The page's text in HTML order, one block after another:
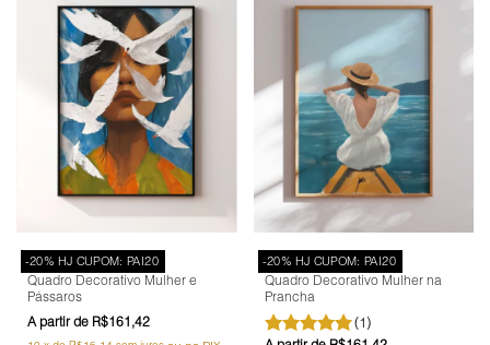
-20% HJ CUPOM: PAI20
Quadro Decorativo Mulher e
Pássaros
R$161,42
-20% HJ CUPOM: PAI20
Quadro Decorativo Mulher na
Prancha
(1)